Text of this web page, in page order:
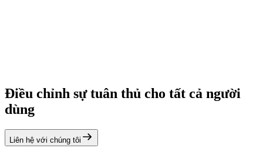
Điều chỉnh sự tuân thủ cho tất cả người
dùng
Liên hệ với chúng tôi